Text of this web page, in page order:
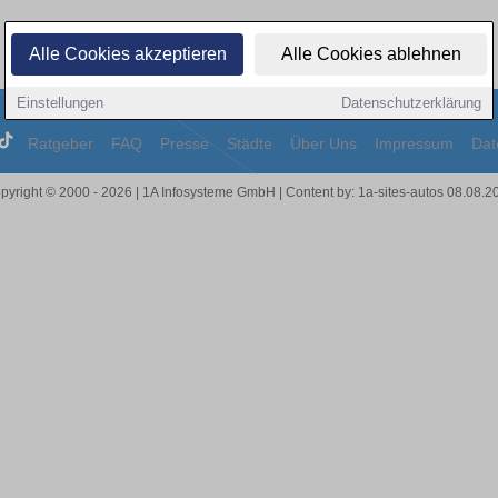
Alle Cookies akzeptieren Alle Cookies ablehnen
Einstellungen Datenschutzerklärung
Ratgeber FAQ Presse Städte Über Uns Impressum
© 2000 - 2026 | 1A Infosysteme GmbH | Content by: 1a-sites-autos